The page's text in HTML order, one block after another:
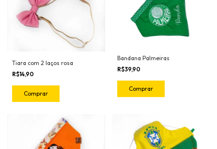
Tiara com 2 laços rosa
R$14,90
Comprar
Bandana Palmeiras
R$39,90
Comprar